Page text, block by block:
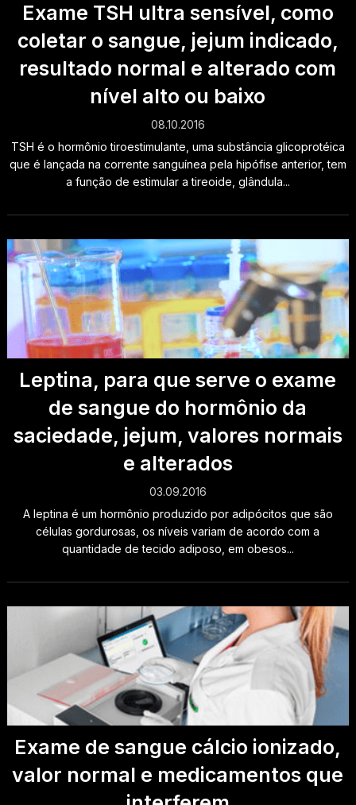
Exame TSH ultra sensível, como
coletar o sangue, jejum indicado,
resultado normal e alterado com
nível alto ou baixo
08.10.2016
TSH é o hormônio tiroestimulante, uma substância glicoprotéica
que é lançada na corrente sanguínea pela hipófise anterior, tem
a função de estimular a tireoide, glândula...
Leptina, para que serve o exame
de sangue do hormônio da
saciedade, jejum, valores normais
e alterados
03.09.2016
A leptina é um hormônio produzido por adipócitos que são
células gordurosas, os níveis variam de acordo com a
quantidade de tecido adiposo, em obesos...
Exame de sangue cálcio ionizado,
valor normal e medicamentos que